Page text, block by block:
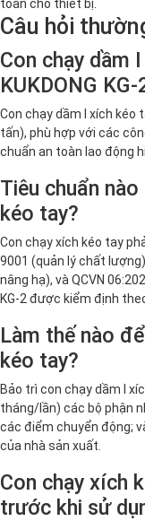
toàn cho thiết bị.
Câu hỏi
Con chạy dầm
KUKDONG
Con chạy dầm I xích kéo
tấn), phù hợp với các
chuẩn an toàn lao động
Tiêu chuẩn
kéo tay?
Con chạy xích kéo tay
9001 (quản lý chất
nâng hạ), và QCVN
KG-2 được kiểm định
Làm thế nào
kéo tay?
Bảo trì con chạy dầm I
tháng/lần) các bộ phận
các điểm chuyển động;
của nhà sản xuất.
Con chạy xích
trước khi sử